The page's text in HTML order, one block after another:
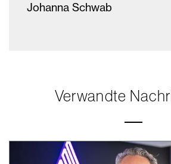
Johanna Schwab
Verwandte